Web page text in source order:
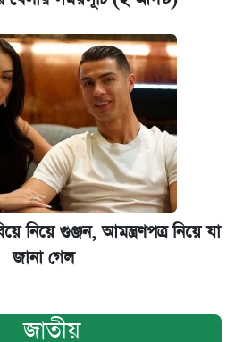
নিয়ে গুঞ্জন, আমন্ত্রণপত্র নিয়ে যা
জানা গেল
জাতীয়